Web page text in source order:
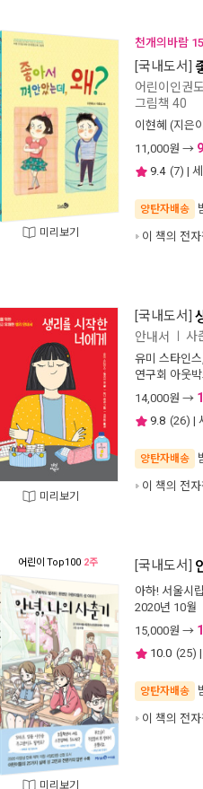
미리보기
천개의바람
[국내도서]
어린이인권
그림책 40
이현혜 (지은
11,000원 →
9.4 (7) |
양탄자배송
이 책의 전
미리보기
[국내도서]
안내서 사
유미 스타인스,
연구회 아웃
14,000원 →
9.8 (26) |
양탄자배송
이 책의 전
어린이 Top100 2주
미리보기
[국내도서]
아하! 서울시
2020년 10월
15,000원 →
10.0 (25)
양탄자배송
이 책의 전